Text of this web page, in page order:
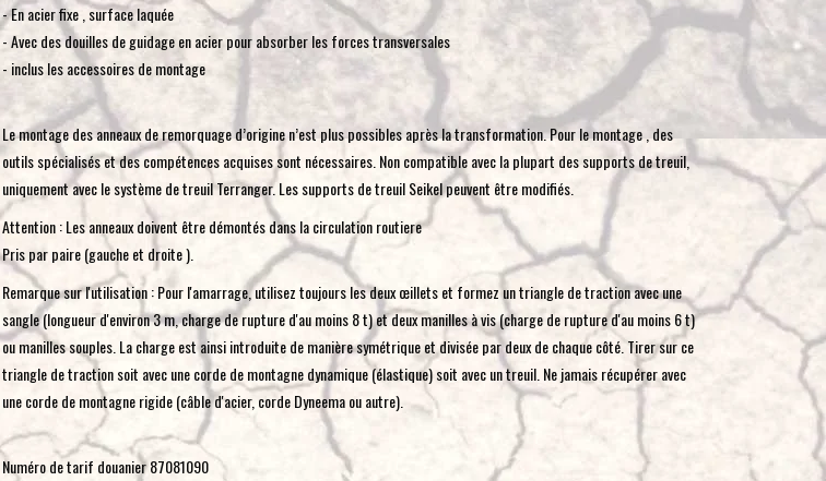
toucher
et
glisser.
- En acier fixe , surface laquée
- Avec des douilles de guidage en acier pour absorber les forces transversales
- inclus les accessoires de montage
Le montage des anneaux de remorquage d’origine n’est plus possibles après la transformation. Pour le montage , des
outils spécialisés et des compétences acquises sont nécessaires. Non compatible avec la plupart des supports de treuil,
uniquement avec le système de treuil Terranger. Les supports de treuil Seikel peuvent être modifiés.
Attention : Les anneaux doivent être démontés dans la circulation routiere
Pris par paire (gauche et droite ).
Remarque sur l'utilisation : Pour l'amarrage, utilisez toujours les deux œillets et formez un triangle de traction avec une
sangle (longueur d'environ 3 m, charge de rupture d'au moins 8 t) et deux manilles à vis (charge de rupture d'au moins 6 t)
ou manilles souples. La charge est ainsi introduite de manière symétrique et divisée par deux de chaque côté. Tirer sur ce
triangle de traction soit avec une corde de montagne dynamique (élastique) soit avec un treuil. Ne jamais récupérer avec
une corde de montagne rigide (câble d'acier, corde Dyneema ou autre).
Numéro de tarif douanier 87081090